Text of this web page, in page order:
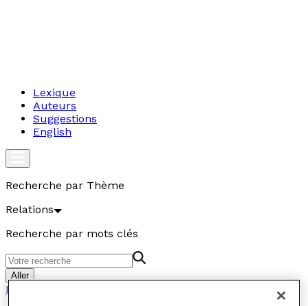
Lexique
Auteurs
Suggestions
English
Recherche par Thème
Relations
Recherche par mots clés
Aller
Relations